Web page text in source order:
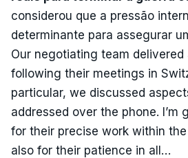
considerou que a pressão
determinante para assegurar
Our negotiating team
following their meetings in
particular, we discussed
addressed over the phone. I’m
for their precise work within
also for their patience in all…